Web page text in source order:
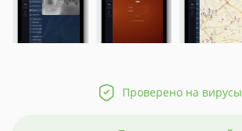
Проверено на вирусы